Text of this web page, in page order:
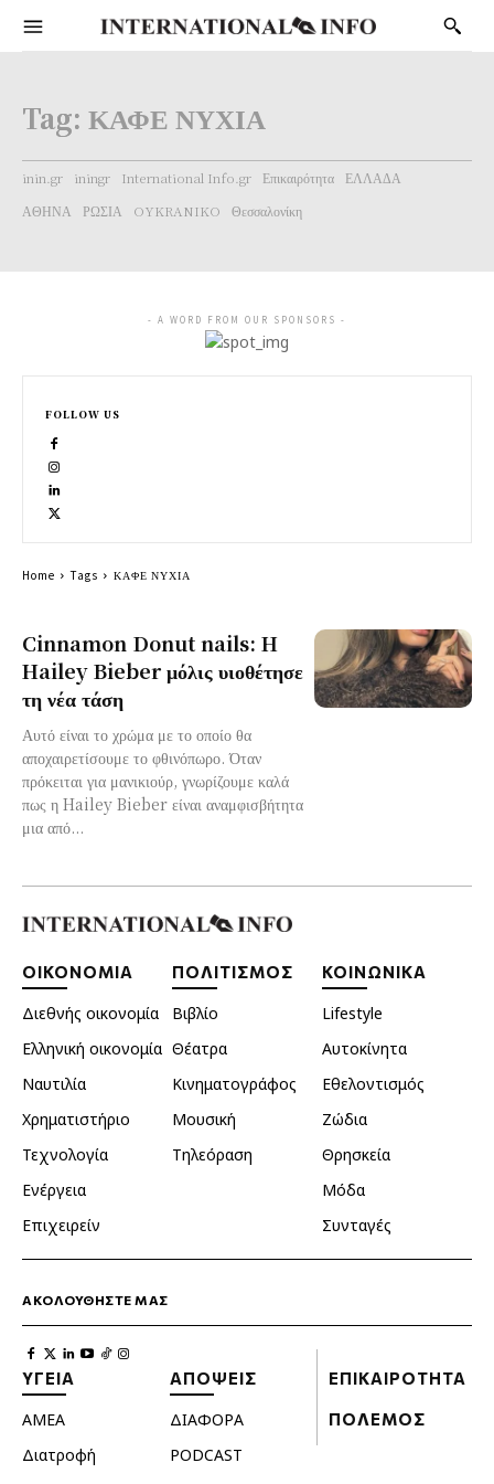
Tag: ΚΑΦΕ ΝΥΧΙΑ
inin.gr iningr International Info.gr Επικαιρότητα
ΕΛΛΑΔΑ
ΑΘΗΝΑ
ΡΩΣΙΑ OYKRANIKO Θεσσαλονίκη
Cinnamon Donut nails: H
Hailey Bieber μόλις υιοθέτησε
τη νέα τάση
Αυτό είναι το χρώμα με το οποίο θα
αποχαιρετίσουμε το φθινόπωρο. Όταν
πρόκειται για μανικιούρ, γνωρίζουμε καλά
πως η Hailey Bieber είναι αναμφισβήτητα
μια από...
- A WORD FROM OUR SPONSORS -
FOLLOW US
Home Tags ΚΑΦΕ ΝΥΧΙΑ
ΟΙΚΟΝΟΜΙΑ
Διεθνής οικονομία
Ελληνική οικονομία
Ναυτιλία
Χρηματιστήριο
Τεχνολογία
Ενέργεια
Επιχειρείν
ΠΟΛΙΤΙΣΜΟΣ
Βιβλίο
Θέατρα
Κινηματογράφος
Μουσική
Τηλεόραση
ΚΟΙΝΩΝΙΚΑ
Lifestyle
Αυτοκίνητα
Εθελοντισμός
Ζώδια
Θρησκεία
Μόδα
Συνταγές
ΑΚΟΛΟΥΘΗΣΤΕ ΜΑΣ
ΥΓΕΙΑ
ΑΜΕΑ
Διατροφή
ΑΠΟΨΕΙΣ
ΔΙΑΦΟΡΑ
PODCAST
ΕΠΙΚΑΙΡΟΤΗΤΑ
ΠΟΛΕΜΟΣ